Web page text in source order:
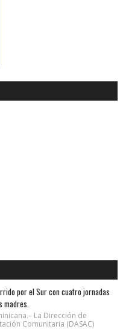
por el Sur con cuatro jornadas
madres.
La Dirección de
Comunitaria (DASAC)